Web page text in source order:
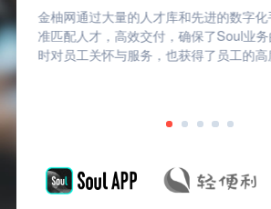
金柚网通过大量的人才库和先进的数字
准匹配人才，高效交付，确保了Soul业
时对员工关怀与服务，也获得了员工的高